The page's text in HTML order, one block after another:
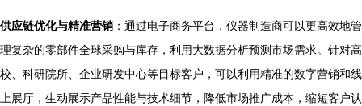
供应链优化与精准营销 ：通过电子商务平台，仪器制造商可以更高效地管
理复杂的零部件全球采购与库存，利用大数据分析预测市场需求。针对高
校、科研院所、企业研发中心等目标客户，可以利用精准的数字营销和线
上展厅，生动展示产品性能与技术细节，降低市场推广成本，缩短客户认